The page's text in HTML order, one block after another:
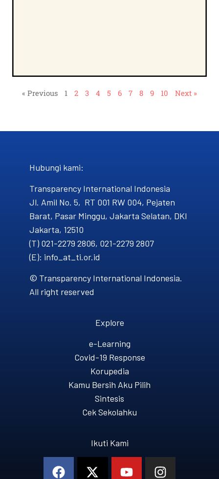
« Previous 1 2 3 4 5 6 7 8 9 10 Next »
Hubungi kami​:
Transparency International Indonesia
Jl. Amil No. 5, RT 001 RW 004, Pejaten
Barat, Pasar Minggu, Jakarta Selatan, DKI
Jakarta, 12510
(T) 021-2279 2806, 021-2279 2807
(E): info_at_ti.or.id
© Transparency International Indonesia.
All right reserved
Explore
e-Learning
Covid-19 Response
Korupedia
Kamu Bersih Aku Pilih
Sintesis
Cek Sekolahku
Ikuti Kami